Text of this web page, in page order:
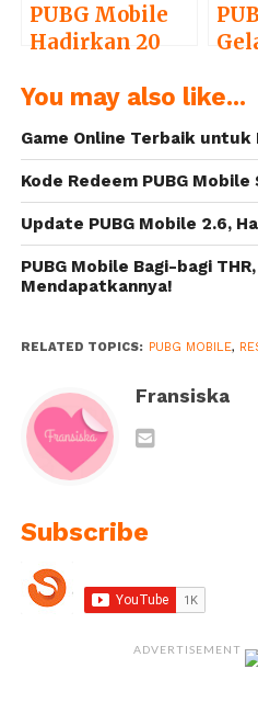
PUBG Mobile
Hadirkan 20
untuk
dengan Lionel
Messi
You may also like...
Game Online Terbaik
Kode Redeem PUBG
Update PUBG Mobile 2.6,
PUBG Mobile Bagi-bagi
Mendapatkannya!
RELATED TOPICS: PUBG MOBILE,
Fransiska
Subscribe
ADVERTISEMENT